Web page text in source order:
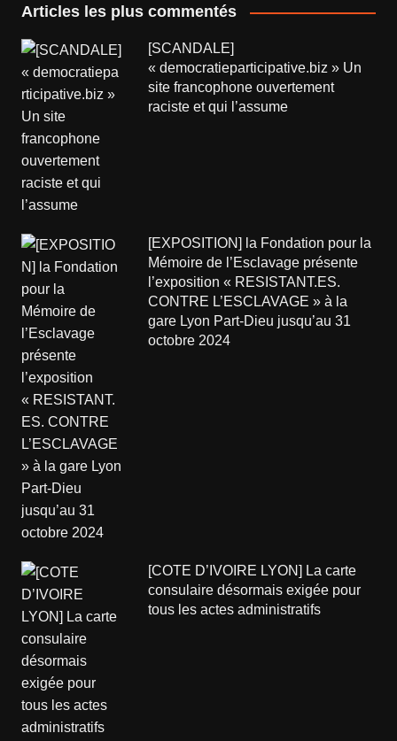
Articles les plus commentés
[SCANDALE]
« democratieparticipative.biz » Un
site francophone ouvertement
raciste et qui l’assume
[EXPOSITION] la Fondation pour la
Mémoire de l’Esclavage présente
l’exposition « RESISTANT.ES.
CONTRE L’ESCLAVAGE » à la
gare Lyon Part-Dieu jusqu’au 31
octobre 2024
[COTE D’IVOIRE LYON] La carte
consulaire désormais exigée pour
tous les actes administratifs